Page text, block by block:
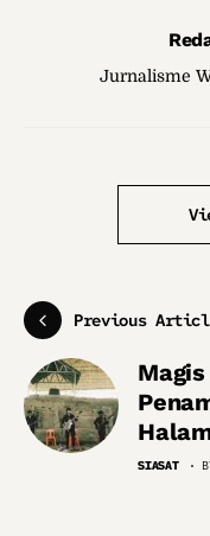
Jurnalisme
Previous
SIASAT